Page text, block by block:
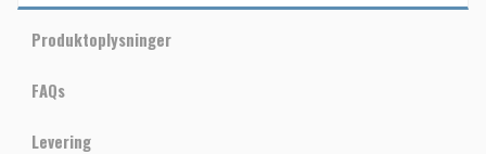
Produktoplysninger
FAQs
Levering